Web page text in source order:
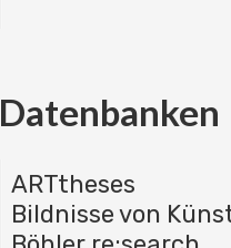
Datenbanken
ARTtheses
Bildnisse von